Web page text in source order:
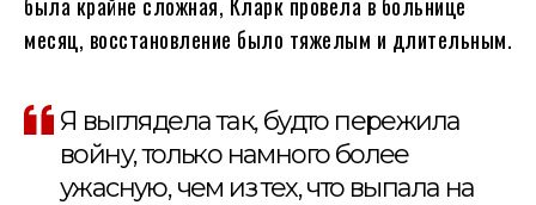
месяц, восстановление было тяжелым и длительным.
Я выглядела так, будто пережила
войну, только намного более
ужасную, чем из тех, что выпала на